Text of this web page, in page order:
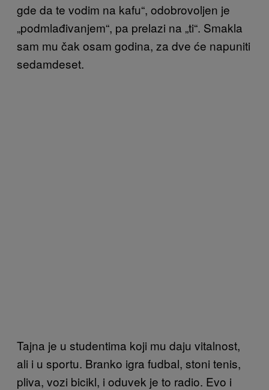
gde da te vodim na kafu“, odobrovoljen je
„podmlađivanjem“, pa prelazi na „ti“. Smakla
sam mu čak osam godina, za dve će napuniti
sedamdeset.
Tajna je u studentima koji mu daju vitalnost,
ali i u sportu. Branko igra fudbal, stoni tenis,
pliva, vozi bicikl, i oduvek je to radio. Evo i